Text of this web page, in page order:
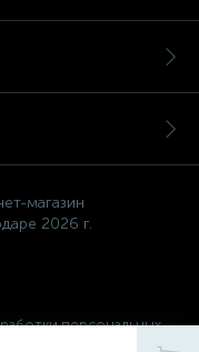
магазин
2026 г.
персональных